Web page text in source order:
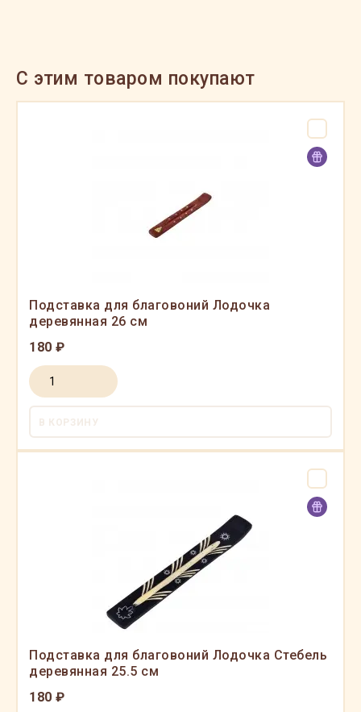
C этим товаром покупают
Подставка для благовоний Лодочка
деревянная 26 см
180 ₽
В КОРЗИНУ
Подставка для благовоний Лодочка Стебель
деревянная 25.5 см
180 ₽